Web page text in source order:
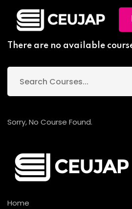
There are no available
Sorry, No Course Found.
Home